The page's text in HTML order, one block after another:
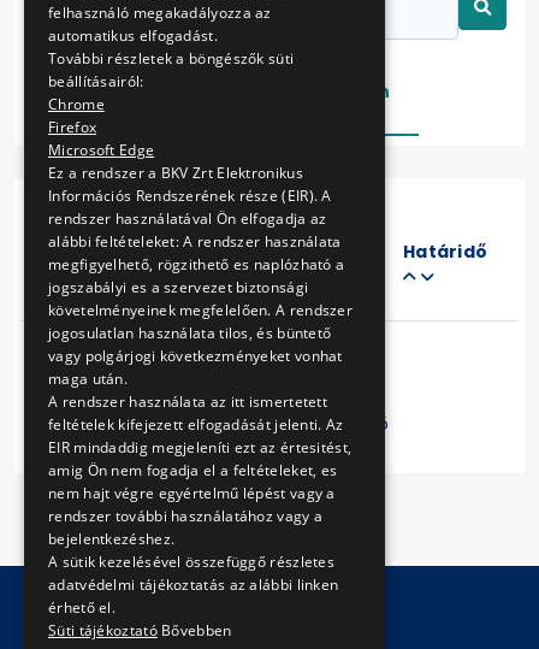
Folyamatban
Cím
Eljárás
száma
Határidő
Előző 1 Következő
felhasználó megakadályozza az
automatikus elfogadást.
További részletek a böngészők süti
beállításairól:
Chrome
Firefox
Microsoft Edge
Ez a rendszer a BKV Zrt Elektronikus
Információs Rendszerének része (EIR). A
rendszer használatával Ön elfogadja az
alábbi feltételeket: A rendszer használata
megfigyelhető, rögzithető es naplózható a
jogszabályi es a szervezet biztonsági
követelményeinek megfelelően. A rendszer
jogosulatlan használata tilos, és büntető
vagy polgárjogi következményeket vonhat
maga után.
A rendszer használata az itt ismertetett
feltételek kifejezett elfogadását jelenti. Az
EIR mindaddig megjeleníti ezt az értesitést,
amig Ön nem fogadja el a feltételeket, es
nem hajt végre egyértelmű lépést vagy a
rendszer további használatához vagy a
bejelentkezéshez.
A sütik kezelésével összefüggő részletes
adatvédelmi tájékoztatás az alábbi linken
érhető el.
Süti tájékoztató Bővebben